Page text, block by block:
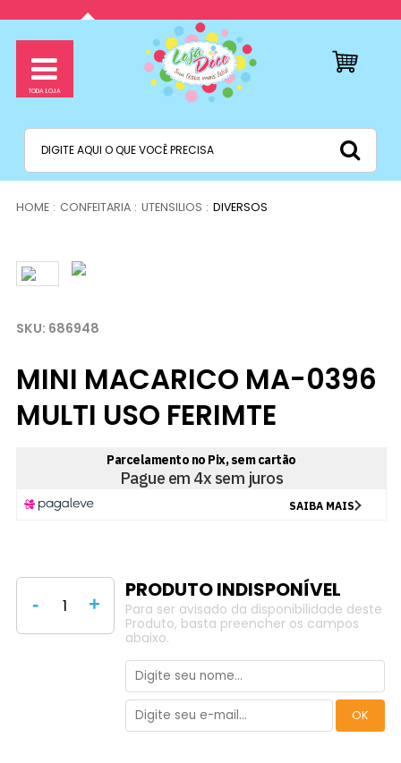
CONFEITARIA UTENSILIOS DIVERSOS
686948
MINI MACARICO MA-0396
MULTI USO FERIMTE
- +
Para ser avisado da disponibilidade deste
Produto, basta preencher os campos
abaixo.